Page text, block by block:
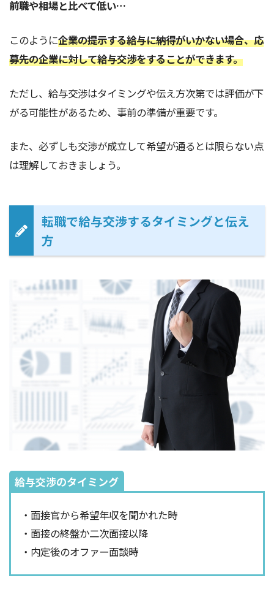
前職や相場と比べて低い…
このように企業の提示する給与に納得がいかない場合、応
募先の企業に対して給与交渉をすることができます。
ただし、給与交渉はタイミングや伝え方次第では評価が下
がる可能性があるため、事前の準備が重要です。
また、必ずしも交渉が成立して希望が通るとは限らない点
は理解しておきましょう。
転職で給与交渉するタイミングと伝え
方
給与交渉のタイミング
・面接官から希望年収を聞かれた時
・面接の終盤か二次面接以降
・内定後のオファー面談時